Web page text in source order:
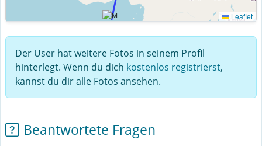
Leaflet
Der User hat weitere Fotos in seinem Profil
hinterlegt. Wenn du dich kostenlos registrierst,
kannst du dir alle Fotos ansehen.
Beantwortete Fragen